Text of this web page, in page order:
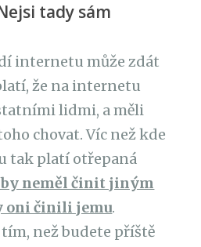
tady sám
internetu může zdát
že na internetu
lidmi, a měli
chovat. Víc než kde
tak platí otřepaná
neměl činit jiným
oni činili jemu.
než budete příště